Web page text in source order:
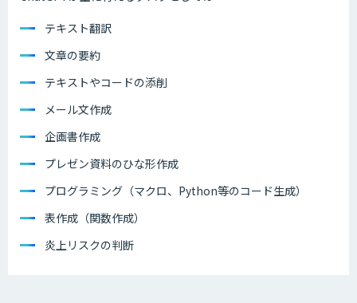
テキスト翻訳
文章の要約
テキストやコードの添削
メール文作成
企画書作成
プレゼン資料のひな形作成
プログラミング（マクロ、Python等のコード生成）
表作成（関数作成）
炎上リスクの判断